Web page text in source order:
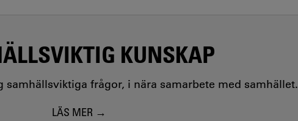
KUNSKAP
samhällsviktiga frågor, i nära samarbete med samhället.
LÄS MER